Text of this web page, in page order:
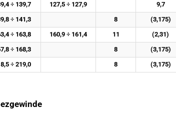
÷ 139,7
127,5 ÷ 127,9 9,7
÷ 141,3
8 (3,175)
÷ 163,8
160,9 ÷ 161,4 11 (2,31)
÷ 168,3
8 (3,175)
÷ 219,0
8 (3,175)